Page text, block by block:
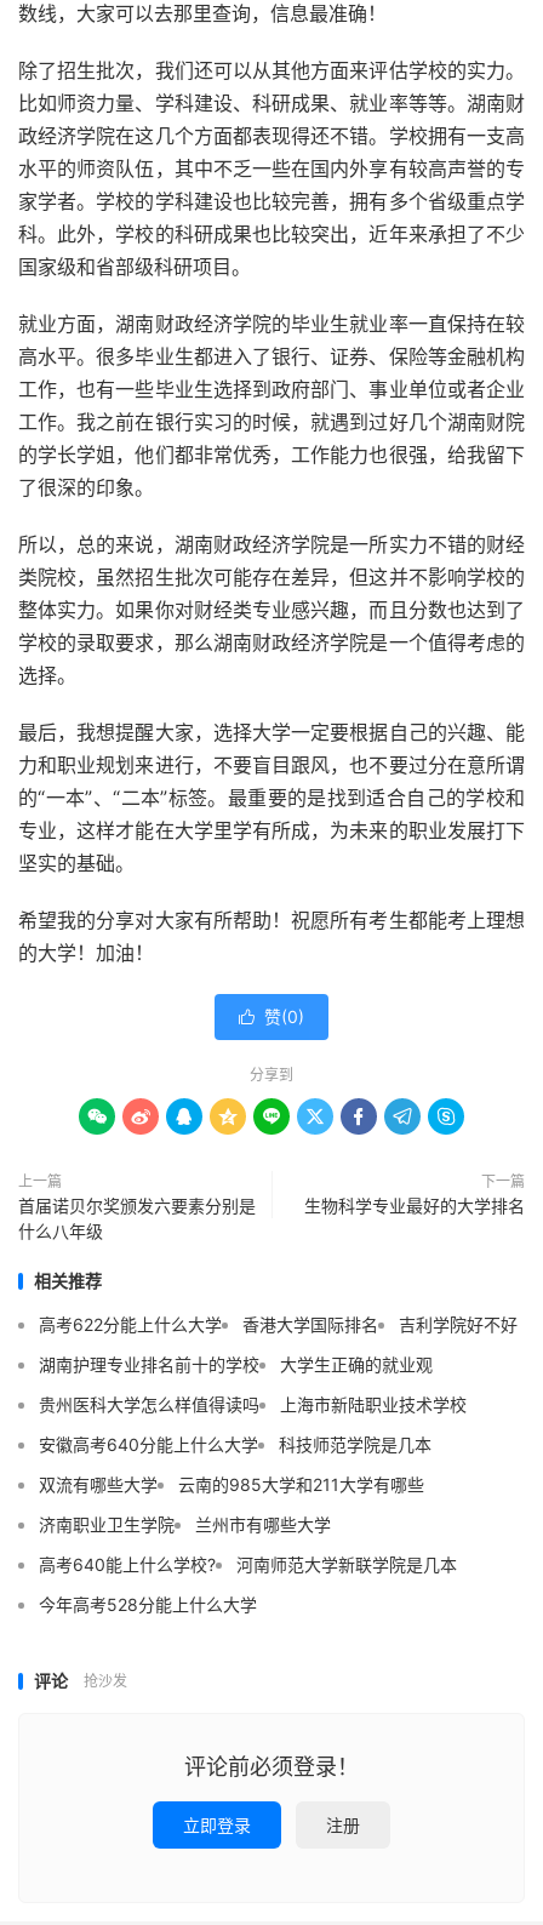
数线，大家可以去那里查询，信息最准确！
除了招生批次，我们还可以从其他方面来评估学校的实力。
比如师资力量、学科建设、科研成果、就业率等等。湖南财
政经济学院在这几个方面都表现得还不错。学校拥有一支高
水平的师资队伍，其中不乏一些在国内外享有较高声誉的专
家学者。学校的学科建设也比较完善，拥有多个省级重点学
科。此外，学校的科研成果也比较突出，近年来承担了不少
国家级和省部级科研项目。
就业方面，湖南财政经济学院的毕业生就业率一直保持在较
高水平。很多毕业生都进入了银行、证券、保险等金融机构
工作，也有一些毕业生选择到政府部门、事业单位或者企业
工作。我之前在银行实习的时候，就遇到过好几个湖南财院
的学长学姐，他们都非常优秀，工作能力也很强，给我留下
了很深的印象。
所以，总的来说，湖南财政经济学院是一所实力不错的财经
类院校，虽然招生批次可能存在差异，但这并不影响学校的
整体实力。如果你对财经类专业感兴趣，而且分数也达到了
学校的录取要求，那么湖南财政经济学院是一个值得考虑的
选择。
最后，我想提醒大家，选择大学一定要根据自己的兴趣、能
力和职业规划来进行，不要盲目跟风，也不要过分在意所谓
的“一本”、“二本”标签。最重要的是找到适合自己的学校和
专业，这样才能在大学里学有所成，为未来的职业发展打下
坚实的基础。
希望我的分享对大家有所帮助！祝愿所有考生都能考上理想
的大学！加油！
 赞(0)
分享到
        
上一篇
首届诺贝尔奖颁发六要素分别是
什么八年级
下一篇
生物科学专业最好的大学排名
相关推荐
高考622分能上什么大学 香港大学国际排名
吉利学院好不好
湖南护理专业排名前十的学校
大学生正确的就业观
贵州医科大学怎么样值得读吗
上海市新陆职业技术学校
安徽高考640分能上什么大学
科技师范学院是几本
双流有哪些大学
云南的985大学和211大学有哪些
济南职业卫生学院
兰州市有哪些大学
高考640能上什么学校?
河南师范大学新联学院是几本
今年高考528分能上什么大学
评论 抢沙发
评论前必须登录！
立即登录 注册